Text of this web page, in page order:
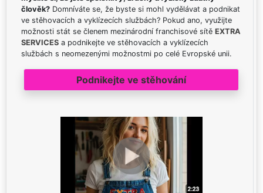
člověk? Domníváte se, že byste si mohl vydělávat a podnikat
ve stěhovacích a vyklízecích službách? Pokud ano, využijte
možnosti stát se členem mezinárodní franchisové sítě EXTRA
SERVICES a podnikejte ve stěhovacích a vyklízecích
službách s neomezenými možnostmi po celé Evropské unii.
Podnikejte ve stěhování